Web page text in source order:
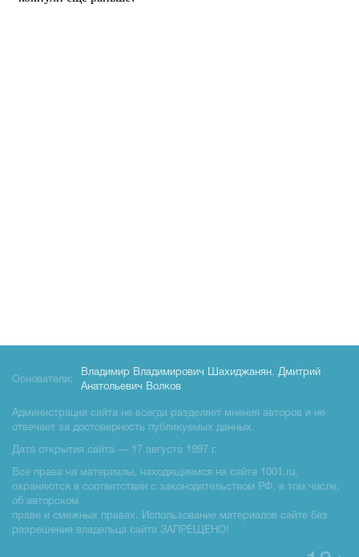
Основатели:
Владимир Владимирович Шахиджанян, Дмитрий
Анатольевич Волков
Администрация сайта не всегда разделяет мнения авторов и не
отвечает за достоверность публикуемых данных.
Дата открытия сайта — 17 августа 1997 г.
Все права на материалы, находящиемся на сайте 1001.ru,
охраняются в соответствии с законодательством РФ, в том числе,
об авторском
праве и смежных правах. Использование материалов сайте без
разрешения владельца сайта ЗАПРЕЩЕНО!